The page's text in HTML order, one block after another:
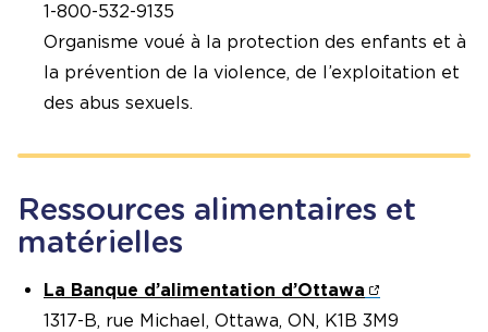
1-800-532-9135
Organisme voué à la protection des enfants et à
la prévention de la violence, de l’exploitation et
des abus sexuels.
Ressources alimentaires et
matérielles
La Banque d’alimentation d’Ottawa
1317-B, rue Michael, Ottawa, ON, K1B 3M9